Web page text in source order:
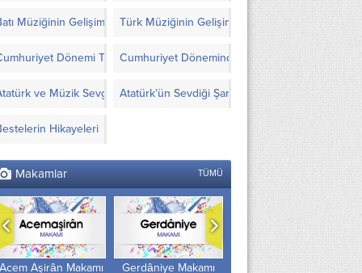
Müziğinin Gelişimi Türk Müziğinin Gelişimi
Dönemi Türk Müziği’nde Yapılanlar
Cumhuriyet Döneminde Türk Müziği İçin
ve Müzik Sevgisi Atatürk’ün Sevdiği Şarkılar ve Notaları
Hikayeleri
Makamlar TÜMÜ
Gerdâniye Makamı Makamlar Sûz-i Dilârâ Makamı